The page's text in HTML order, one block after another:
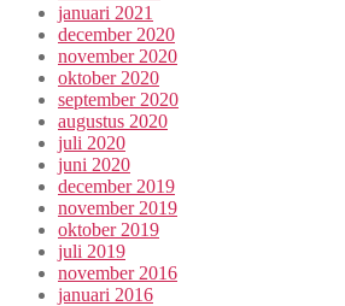
januari 2021
december 2020
november 2020
oktober 2020
september 2020
augustus 2020
juli 2020
juni 2020
december 2019
november 2019
oktober 2019
juli 2019
november 2016
januari 2016